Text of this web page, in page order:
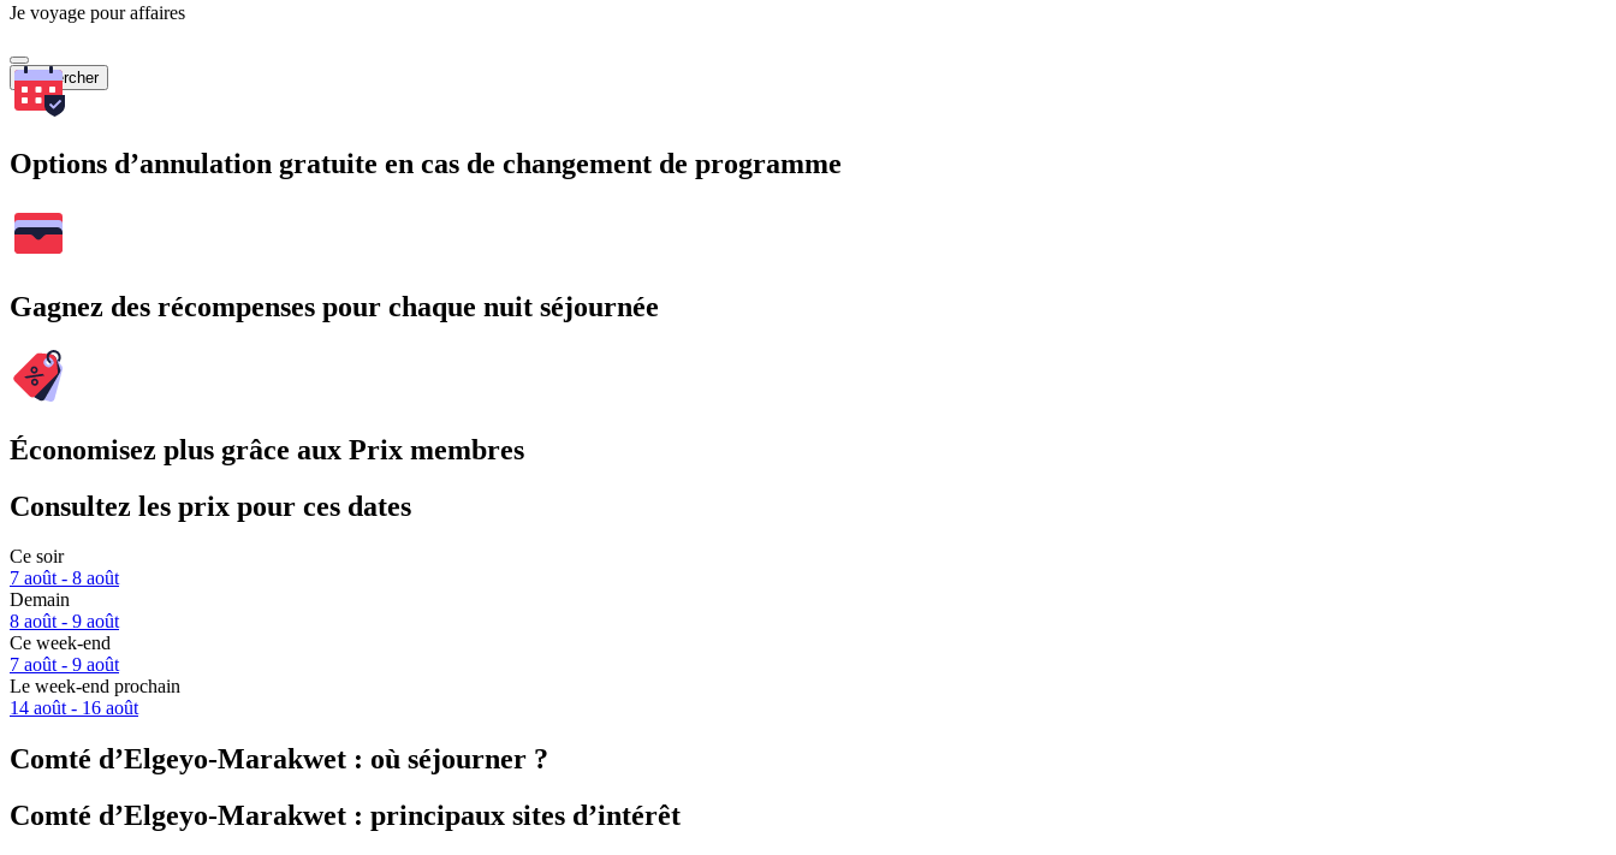
Je voyage pour affaires
Rechercher
Options d’annulation gratuite en cas de changement de programme
Gagnez des récompenses pour chaque nuit séjournée
Économisez plus grâce aux Prix membres
Consultez les prix pour ces dates
Ce soir
7 août - 8 août
Demain
8 août - 9 août
Ce week-end
7 août - 9 août
Le week-end prochain
14 août - 16 août
Comté d’Elgeyo-Marakwet : où séjourner ?
Comté d’Elgeyo-Marakwet : principaux sites d’intérêt